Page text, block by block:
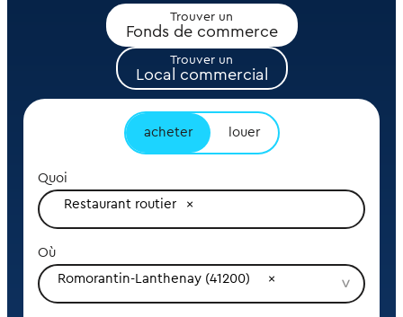
Trouver un
Fonds de commerce
Trouver un
Local commercial
acheter louer
Quoi
Restaurant routier
Où
Romorantin-Lanthenay (41200)